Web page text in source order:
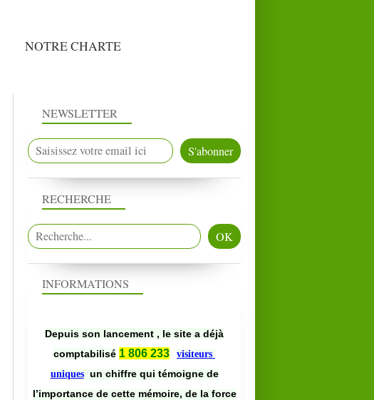
NOTRE CHARTE
NEWSLETTER
RECHERCHE
INFORMATIONS
Depuis son lancement , le site a déjà
comptabilisé 1 806 233
visiteurs
uniques un chiffre qui témoigne de
l’importance de cette mémoire, de la force